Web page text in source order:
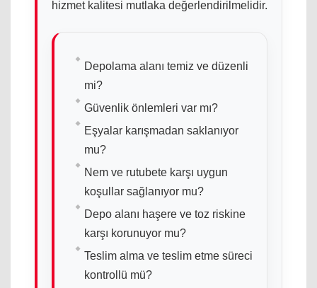
hizmet kalitesi mutlaka değerlendirilmelidir.
Depolama alanı temiz ve düzenli
mi?
Güvenlik önlemleri var mı?
Eşyalar karışmadan saklanıyor
mu?
Nem ve rutubete karşı uygun
koşullar sağlanıyor mu?
Depo alanı haşere ve toz riskine
karşı korunuyor mu?
Teslim alma ve teslim etme süreci
kontrollü mü?